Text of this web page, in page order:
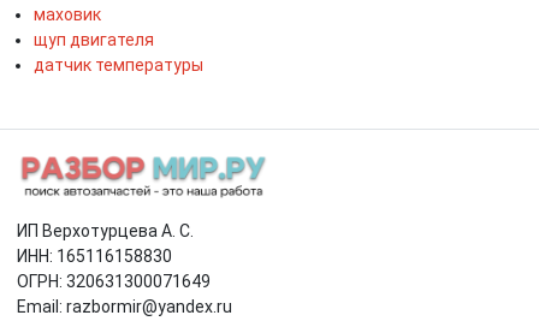
маховик
щуп двигателя
датчик температуры
ИП Верхотурцева А. С.
ИНН: 165116158830
ОГРН: 320631300071649
Email: razbormir@yandex.ru